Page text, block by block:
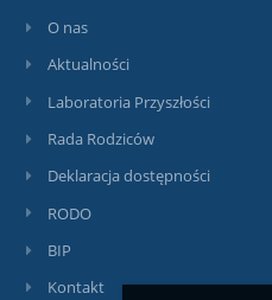
O nas
Aktualności
Laboratoria Przyszłości
Rada Rodziców
Deklaracja dostępności
RODO
BIP
Kontakt